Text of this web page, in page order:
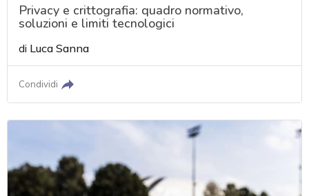
Privacy e crittografia: quadro normativo,
soluzioni e limiti tecnologici
di Luca Sanna
Condividi